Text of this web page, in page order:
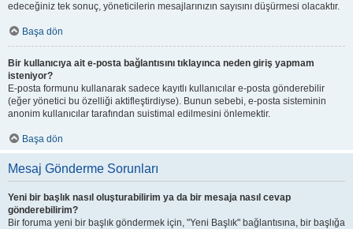
edeceğiniz tek sonuç, yöneticilerin mesajlarınızın sayısını düşürmesi olacaktır.
Başa dön
Bir kullanıcıya ait e-posta bağlantısını tıklayınca neden giriş yapmam
isteniyor?
E-posta formunu kullanarak sadece kayıtlı kullanıcılar e-posta gönderebilir
(eğer yönetici bu özelliği aktifleştirdiyse). Bunun sebebi, e-posta sisteminin
anonim kullanıcılar tarafından suistimal edilmesini önlemektir.
Başa dön
Mesaj Gönderme Sorunları
Yeni bir başlık nasıl oluşturabilirim ya da bir mesaja nasıl cevap
gönderebilirim?
Bir foruma yeni bir başlık göndermek için, "Yeni Başlık" bağlantısına, bir başlığa